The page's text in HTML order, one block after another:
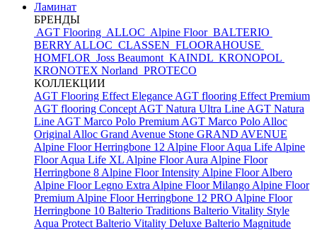
Ламинат
БРЕНДЫ
AGT Flooring ALLOC Alpine Floor BALTERIO
BERRY ALLOC CLASSEN FLOORAHOUSE
HOMFLOR Joss Beaumont KAINDL KRONOPOL
KRONOTEX Norland PROTECO
КОЛЛЕКЦИИ
AGT Flooring Effect Elegance AGT flooring Effect Premium
AGT flooring Concept AGT Natura Ultra Line AGT Natura
Line AGT Marco Polo Premium AGT Marco Polo Alloc
Original Alloc Grand Avenue Stone GRAND AVENUE
Alpine Floor Herringbone 12 Alpine Floor Aqua Life Alpine
Floor Aqua Life XL Alpine Floor Aura Alpine Floor
Herringbone 8 Alpine Floor Intensity Alpine Floor Albero
Alpine Floor Legno Extra Alpine Floor Milango Alpine Floor
Premium Alpine Floor Herringbone 12 PRO Alpine Floor
Herringbone 10 Balterio Traditions Balterio Vitality Style
Aqua Protect Balterio Vitality Deluxe Balterio Magnitude